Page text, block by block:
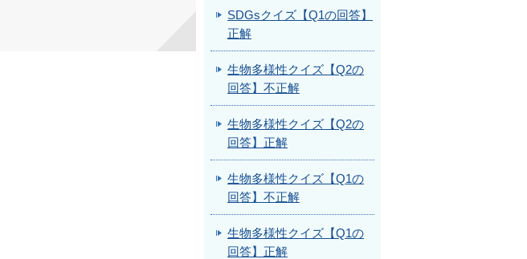
SDGsクイズ【Q1の回答】
正解
生物多様性クイズ【Q2の
回答】不正解
生物多様性クイズ【Q2の
回答】正解
生物多様性クイズ【Q1の
回答】不正解
生物多様性クイズ【Q1の
回答】正解